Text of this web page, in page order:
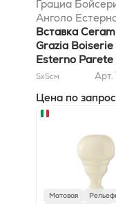
Грациа
Анголо
Парете Беж
3x6,5
Вставка
Grazia Boiserie
Esterno Parete
Matt 3x6,5
5x5см Арт.
Цена по
Матовая